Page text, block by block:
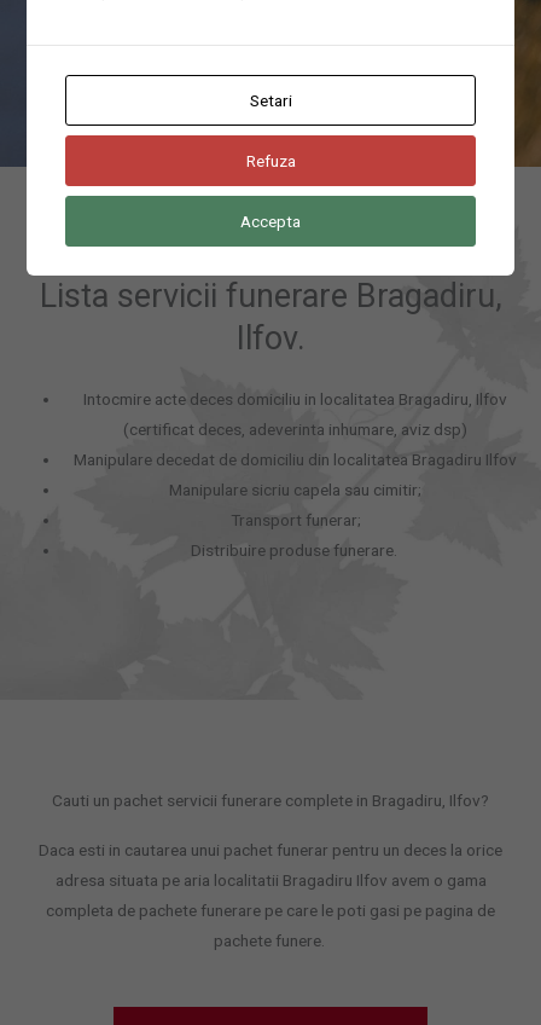
localitatea Bragadiru, Ilfov la numarul0744676666
Lista servicii funerare Bragadiru,
Ilfov.
Intocmire acte deces domiciliu in localitatea Bragadiru, Ilfov
(certificat deces, adeverinta inhumare, aviz dsp)
Manipulare decedat de domiciliu din localitatea Bragadiru Ilfov
Manipulare sicriu capela sau cimitir;
Transport funerar;
Distribuire produse funerare.
Cauti un pachet servicii funerare complete in Bragadiru, Ilfov?
Daca esti in cautarea unui pachet funerar pentru un deces la orice
adresa situata pe aria localitatii Bragadiru Ilfov avem o gama
completa de pachete funerare pe care le poti gasi pe pagina de
pachete funere.
Setari
Refuza
Accepta